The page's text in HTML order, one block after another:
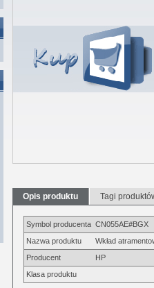
Opis produktu Tagi
Symbol producenta CN055AE#BGX
Nazwa produktu
Wkład
Producent
HP
Klasa produktu